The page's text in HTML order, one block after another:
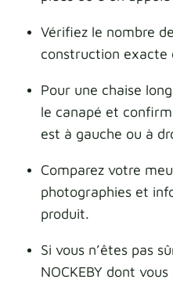
Vérifiez le nombre
construction exacte
Pour une chaise
le canapé et
est à gauche ou à
Comparez votre
photographies et
produit.
Si vous n’êtes pas
NOCKEBY dont